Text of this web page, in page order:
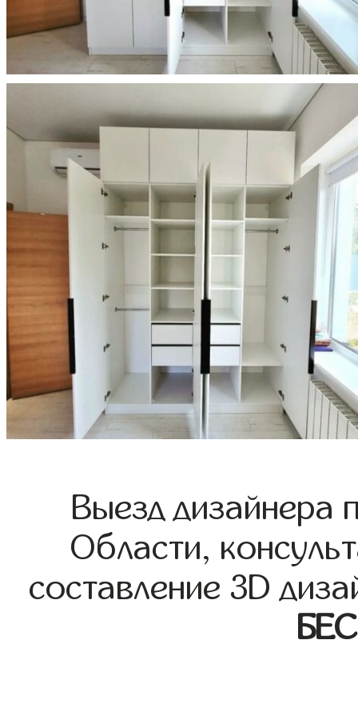
Выезд дизайнера
Области,
составление 3D